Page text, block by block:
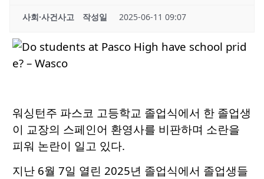
사회·사건사고 작성일 2025-06-11 09:07
워싱턴주 파스코 고등학교 졸업식에서 한 졸업생
이 교장의 스페인어 환영사를 비판하며 소란을
피워 논란이 일고 있다.
지난 6월 7일 열린 2025년 졸업식에서 졸업생들